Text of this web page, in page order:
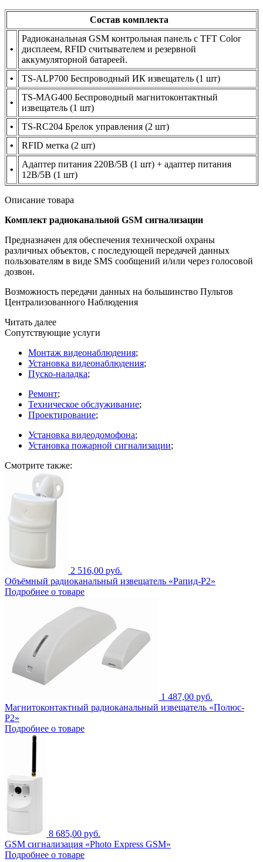
Состав комплекта
•
Радиоканальная GSM контрольная панель с TFT Color
дисплеем, RFID считывателем и резервной
аккумуляторной батареей.
•
TS-ALP700 Беспроводный ИК извещатель (1 шт)
•
TS-MAG400 Беспроводный магнитоконтактный
извещатель (1 шт)
•
TS-RC204 Брелок управления (2 шт)
•
RFID метка (2 шт)
•
Адаптер питания 220В/5В (1 шт) + адаптер питания
12В/5В (1 шт)
Описание товара
Комплект радиоканальной GSM сигнализации
Предназначен для обеспечения технической охраны
различных объектов, с последующей передачей данных
пользователям в виде SMS сообщений и/или через голосовой
дозвон.
Возможность передачи данных на большинство Пультов
Централизованного Наблюдения
Читать далее
Сопутствующие услуги
Монтаж видеонаблюдения;
Установка видеонаблюдения;
Пуско-наладка;
Ремонт;
Техническое обслуживание;
Проектирование;
Установка видеодомофона;
Установка пожарной сигнализации;
Смотрите также:
2 516,00 руб.
Объёмный радиоканальный извещатель «Рапид-Р2»
Подробнее о товаре
1 487,00 руб.
Магнитоконтактный радиоканальный извещатель «Полюс-
Р2»
Подробнее о товаре
8 685,00 руб.
GSM сигнализация «Photo Express GSM»
Подробнее о товаре